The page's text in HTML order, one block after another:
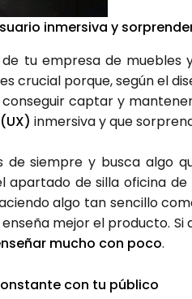
inmer­si­va y
tu empre­sa de
cru­cial por­que, según el
cap­tar y
inmer­si­va y que
de siem­pre y bus­ca algo
apar­ta­do de silla ofi­ci­na
algo tan sen­ci­llo
mejor el pro­duc­to.
mucho con poco.
con tu públi­co